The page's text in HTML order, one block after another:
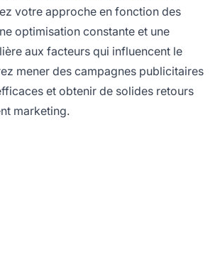
votre approche en fonction des
optimisation constante et une
aux facteurs qui influencent le
mener des campagnes publicitaires
et obtenir de solides retours
marketing.